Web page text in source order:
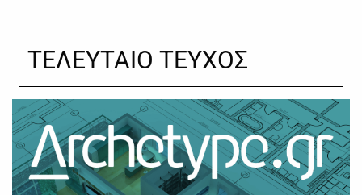
ΤΕΛΕΥΤΑΙΟ ΤΕΥΧΟΣ